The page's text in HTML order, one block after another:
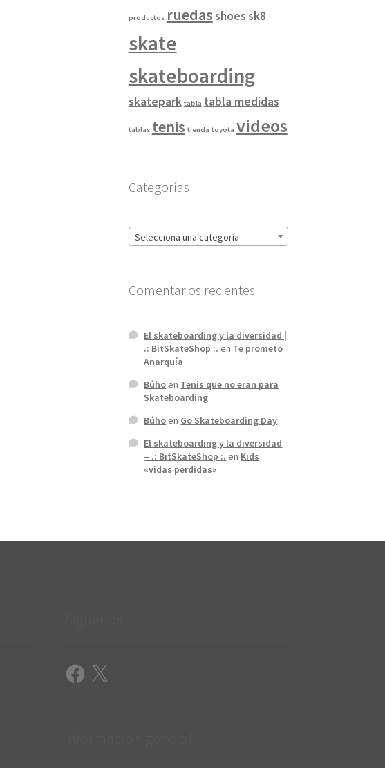
productos ruedasshoessk8
skate
skateboarding
skatepark tabla tabla medidas
tablas tenis tienda toyota videos
Categorías
Selecciona una categoría
Comentarios recientes
El skateboarding y la diversidad |
.: BitSkateShop :. en Te prometo
Anarquía
Búhoen Tenis que no eran para
Skateboarding
Búhoen Go Skateboarding Day
El skateboarding y la diversidad
– .: BitSkateShop :. en Kids
«vidas perdidas»
Facebook
X